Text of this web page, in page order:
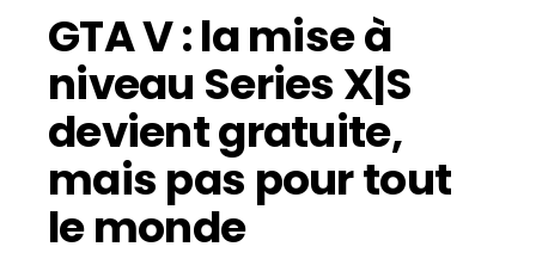
GTA V : la mise à
niveau Series X|S
devient gratuite,
mais pas pour tout
le monde